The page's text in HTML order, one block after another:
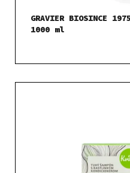
GRAVIER BIOSINCE
1000 ml